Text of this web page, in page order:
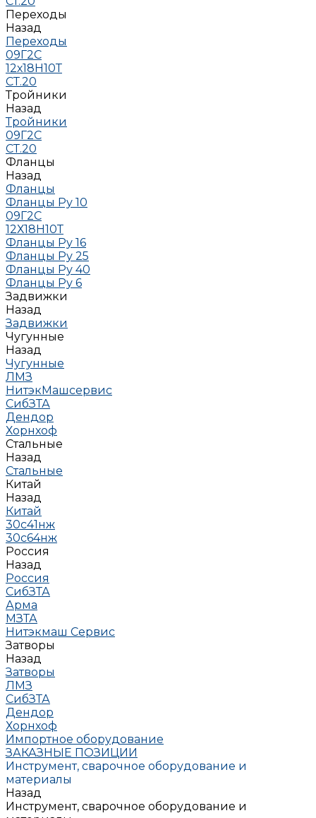
Переходы
Назад
Переходы
09Г2С
12х18Н10Т
СТ.20
Тройники
Назад
Тройники
09Г2С
СТ.20
Фланцы
Назад
Фланцы
Фланцы Ру 10
09Г2С
12Х18Н10Т
Фланцы Ру 16
Фланцы Ру 25
Фланцы Ру 40
Фланцы Ру 6
Задвижки
Назад
Задвижки
Чугунные
Назад
Чугунные
ЛМЗ
НитэкМашсервис
СибЗТА
Дендор
Хорнхоф
Стальные
Назад
Стальные
Китай
Назад
Китай
30с41нж
30с64нж
Россия
Назад
Россия
СибЗТА
Арма
МЗТА
Нитэкмаш Сервис
Затворы
Назад
Затворы
ЛМЗ
СибЗТА
Дендор
Хорнхоф
Импортное оборудование
ЗАКАЗНЫЕ ПОЗИЦИИ
Инструмент, сварочное оборудование и
материалы
Назад
Инструмент, сварочное оборудование и